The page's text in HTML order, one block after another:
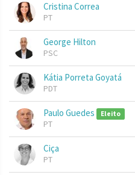
Cristina Correa
PT
George Hilton
PSC
Kátia Porreta Goyatá
PDT
Paulo Guedes Eleito
PT
Ciça
PT